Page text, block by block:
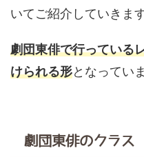
いてご紹介していきます
劇団東俳で行っている
けられる形となってい
劇団東俳のクラス